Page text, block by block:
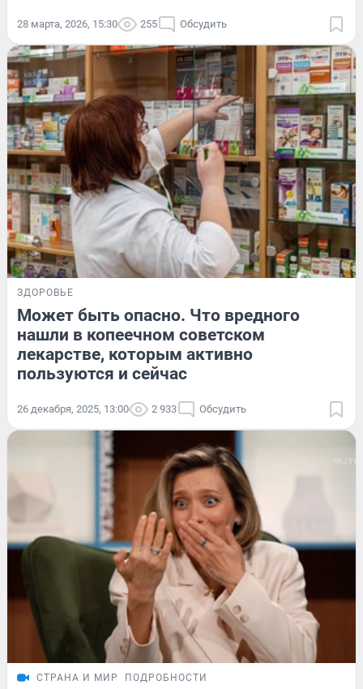
28 марта, 2026, 15:30 255 Обсудить
ЗДОРОВЬЕ
Может быть опасно. Что вредного
нашли в копеечном советском
лекарстве, которым активно
пользуются и сейчас
26 декабря, 2025, 13:00 2 933 Обсудить
СТРАНА И МИР ПОДРОБНОСТИ